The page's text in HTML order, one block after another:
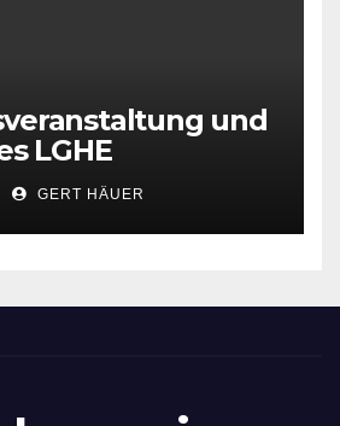
und
LGHE
GERT HÄUER